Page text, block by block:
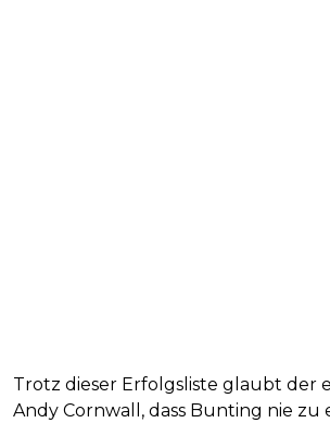
Trotz dieser Erfolgsliste glaubt der
Andy Cornwall, dass Bunting nie zu